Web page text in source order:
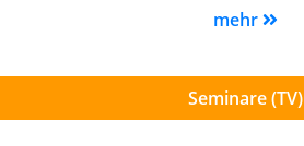
mehr
Seminare (TV)